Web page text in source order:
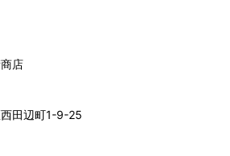
店
田辺町1-9-25